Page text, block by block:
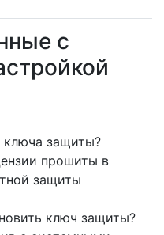
с
ключа защиты?
прошиты в
защиты
ключ защиты?